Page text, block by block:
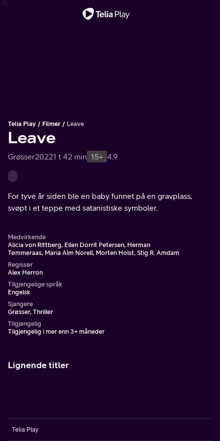
Telia Play Filmer Leave
Leave
Grøsser20221 t 42 min 15+ 4.9
For tyve år siden ble en baby funnet på en gravplass,
svøpt i et teppe med satanistiske symboler.
Medvirkende
Alicia von Rittberg, Ellen Dorrit Petersen, Herman
Tømmeraas, Maria Alm Norell, Morten Holst, Stig R. Amdam
Regissør
Alex Herron
Tilgjengelige språk
Engelsk
Sjangere
Grøsser, Thriller
Tilgjengelig
Tilgjengelig i mer enn 3+ måneder
Lignende titler
Telia Play